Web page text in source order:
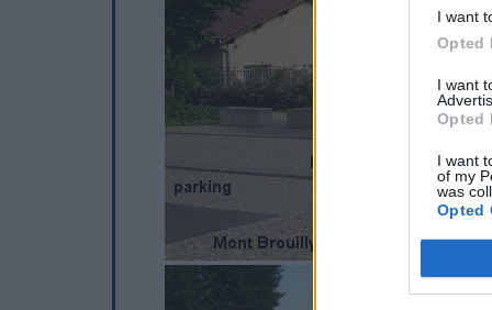
I want
Opted
I want
Opted
I want
of my
was
Opted